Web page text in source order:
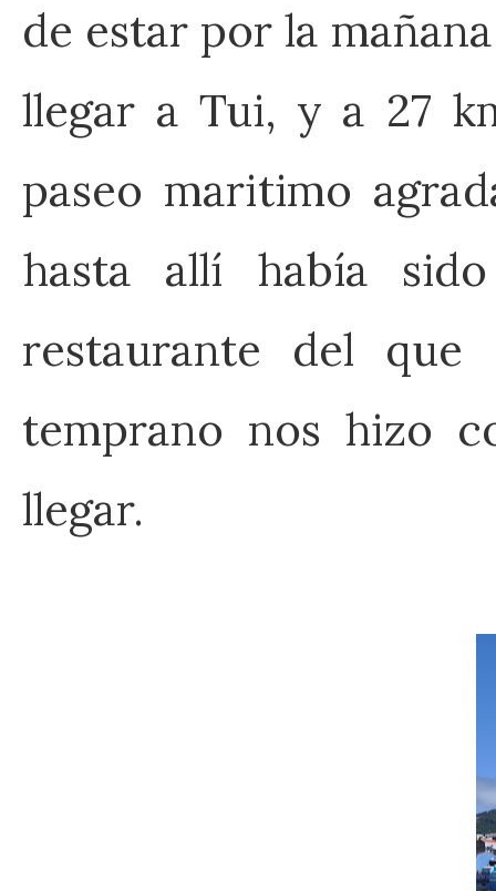
de estar por la
llegar a Tui, y a 27
paseo maritimo
hasta allí había
restaurante del
temprano nos hizo
llegar.